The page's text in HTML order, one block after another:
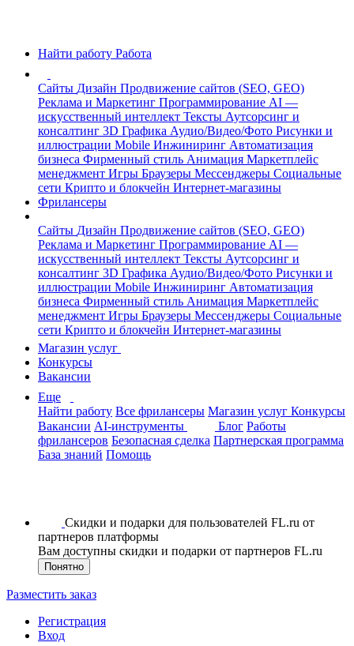
Найти работу Работа
Сайты Дизайн Продвижение сайтов (SEO, GEO)
Реклама и Маркетинг Программирование AI —
искусственный интеллект Тексты Аутсорсинг и
консалтинг 3D Графика Аудио/Видео/Фото Рисунки и
иллюстрации Mobile Инжиниринг Автоматизация
бизнеса Фирменный стиль Анимация Маркетплейс
менеджмент Игры Браузеры Мессенджеры Социальные
сети Крипто и блокчейн Интернет-магазины
Фрилансеры
Сайты Дизайн Продвижение сайтов (SEO, GEO)
Реклама и Маркетинг Программирование AI —
искусственный интеллект Тексты Аутсорсинг и
консалтинг 3D Графика Аудио/Видео/Фото Рисунки и
иллюстрации Mobile Инжиниринг Автоматизация
бизнеса Фирменный стиль Анимация Маркетплейс
менеджмент Игры Браузеры Мессенджеры Социальные
сети Крипто и блокчейн Интернет-магазины
Магазин услуг
Конкурсы
Вакансии
Еще
Найти работу Все фрилансеры Магазин услуг Конкурсы
Вакансии AI-инструменты Блог Работы
фрилансеров Безопасная сделка Партнерская программа
База знаний Помощь
Скидки и подарки для пользователей FL.ru от
партнеров платформы
Вам доступны скидки и подарки от партнеров FL.ru
Понятно
Разместить заказ
Регистрация
Вход